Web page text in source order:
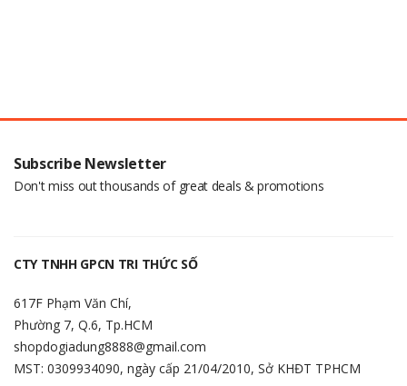
Subscribe Newsletter
Don't miss out thousands of great deals & promotions
CTY TNHH GPCN TRI THỨC SỐ
617F Phạm Văn Chí,
Phường 7, Q.6, Tp.HCM
shopdogiadung8888@gmail.com
MST: 0309934090, ngày cấp 21/04/2010, Sở KHĐT TPHCM